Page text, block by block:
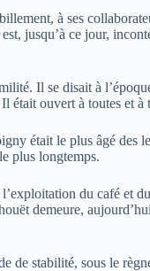
à ses
est, jusqu’à ce jour,
Il se disait à
était ouvert à toutes et à
était le plus âgé des
plus longtemps.
du café et
demeure,
de stabilité, sous le